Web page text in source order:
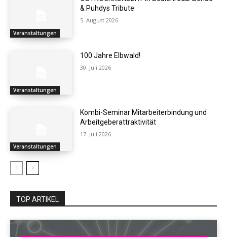
Veranstaltungen
& Puhdys Tribute
5. August 2026
Veranstaltungen
100 Jahre Elbwald!
30. Juli 2026
Veranstaltungen
Kombi-Seminar Mitarbeiterbindung und
Arbeitgeberattraktivität
17. Juli 2026
TOP ARTIKEL